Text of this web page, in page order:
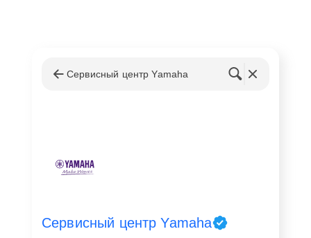
проблемы, предотвратить возможные будущие
профессиональные инструменты и оригинальные
Сервисный центр Yamaha
Сервисный центр Yamaha